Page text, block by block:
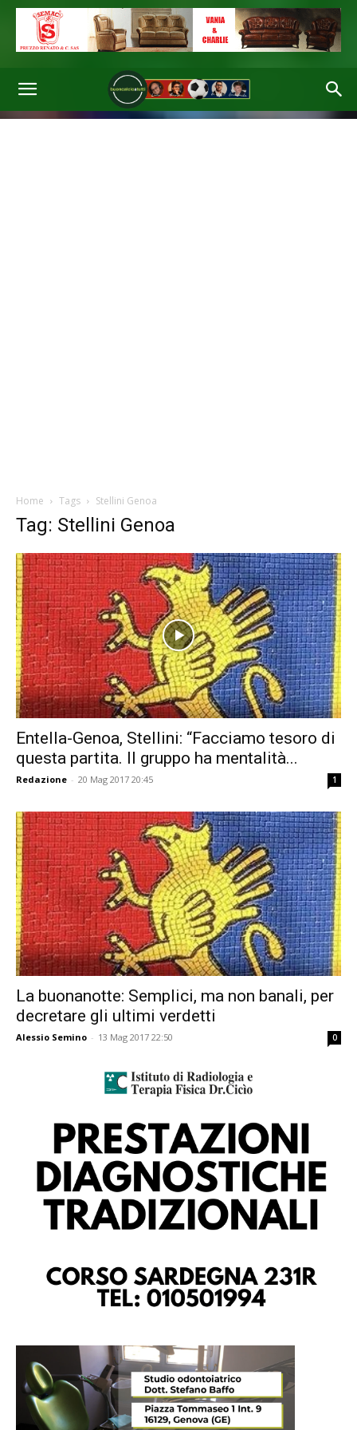
Home Tags Stellini Genoa
Tag: Stellini Genoa
Entella-Genoa, Stellini: “Facciamo tesoro di
questa partita. Il gruppo ha mentalità...
Redazione - 20 Mag 2017 20:45 1
La buonanotte: Semplici, ma non banali, per
decretare gli ultimi verdetti
Alessio Semino - 13 Mag 2017 22:50 0